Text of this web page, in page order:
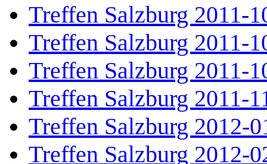
Treffen Salzburg 2011-
Treffen Salzburg 2011-
Treffen Salzburg 2011-
Treffen Salzburg 2011-
Treffen Salzburg 2012-
Treffen Salzburg 2012-